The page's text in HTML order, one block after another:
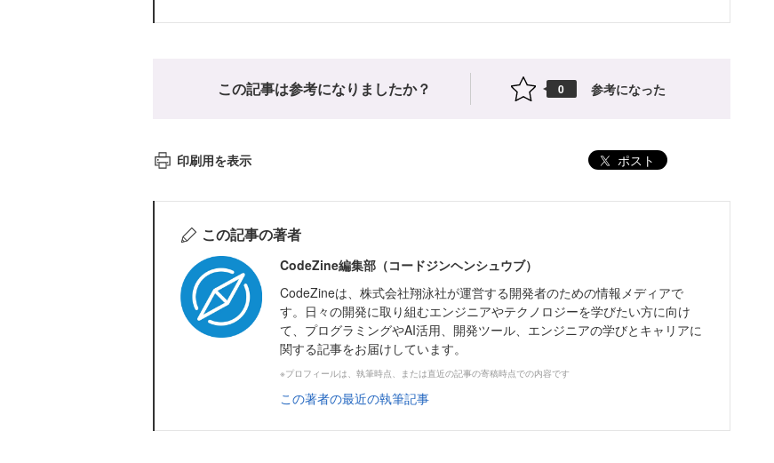
この記事は参考になりましたか？ 0 参考になった
印刷用を表示 ポスト
この記事の著者
CodeZine編集部（コードジンヘンシュウブ）
CodeZineは、株式会社翔泳社が運営する開発者のための情報メディアで
す。日々の開発に取り組むエンジニアやテクノロジーを学びたい方に向け
て、プログラミングやAI活用、開発ツール、エンジニアの学びとキャリアに
関する記事をお届けしています。
※プロフィールは、執筆時点、または直近の記事の寄稿時点での内容です
この著者の最近の執筆記事